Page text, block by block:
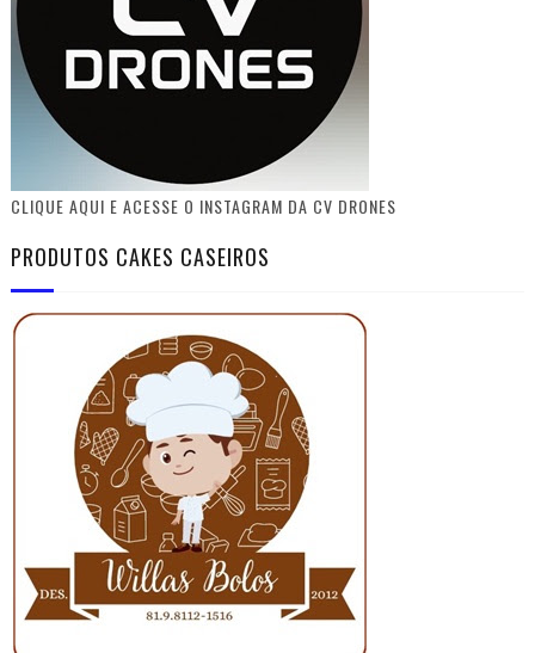
CLIQUE AQUI E ACESSE O INSTAGRAM DA CV DRONES
PRODUTOS CAKES CASEIROS